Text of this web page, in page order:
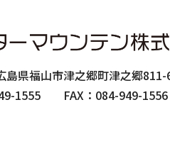
島県福山市津之郷町津之郷811-
1555
FAX：084-949-1556